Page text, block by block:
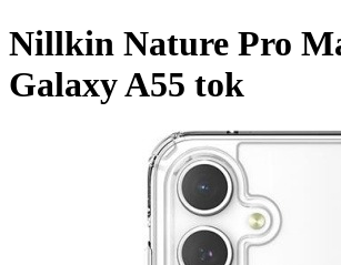
Nillkin Nature Pro
Galaxy A55 tok